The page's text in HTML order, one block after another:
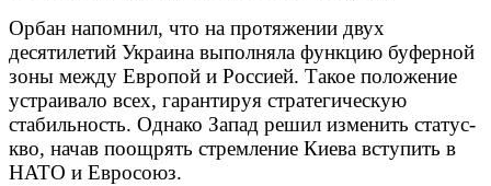
Орбан напомнил, что на протяжении двух
десятилетий Украина выполняла функцию буферной
зоны между Европой и Россией. Такое положение
устраивало всех, гарантируя стратегическую
стабильность. Однако Запад решил изменить статус-
кво, начав поощрять стремление Киева вступить в
НАТО и Евросоюз.